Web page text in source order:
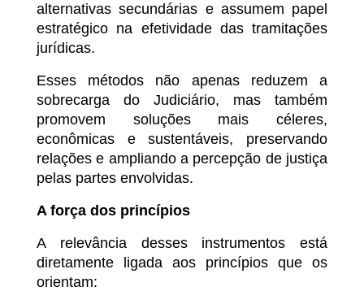
alternativas secundárias e assumem papel
estratégico na efetividade das tramitações
jurídicas.
Esses métodos não apenas reduzem a
sobrecarga do Judiciário, mas também
promovem soluções mais céleres,
econômicas e sustentáveis, preservando
relações e ampliando a percepção de justiça
pelas partes envolvidas.
A força dos princípios
A relevância desses instrumentos está
diretamente ligada aos princípios que os
orientam: